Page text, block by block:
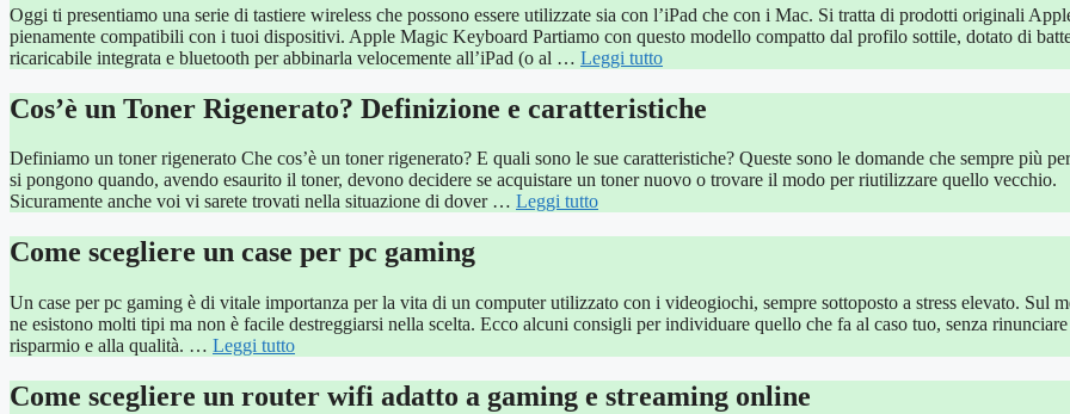
Oggi ti presentiamo una serie di tastiere wireless che possono essere utilizzate sia con l’iPad che con i Mac. Si tratta di prodotti originali
pienamente compatibili con i tuoi dispositivi. Apple Magic Keyboard Partiamo con questo modello compatto dal profilo sottile, dotato di
ricaricabile integrata e bluetooth per abbinarla velocemente all’iPad (o al … Leggi tutto
Cos’è un Toner Rigenerato? Definizione e caratteristiche
Definiamo un toner rigenerato Che cos’è un toner rigenerato? E quali sono le sue caratteristiche? Queste sono le domande che sempre più
si pongono quando, avendo esaurito il toner, devono decidere se acquistare un toner nuovo o trovare il modo per riutilizzare quello vecchio.
Sicuramente anche voi vi sarete trovati nella situazione di dover … Leggi tutto
Come scegliere un case per pc gaming
Un case per pc gaming è di vitale importanza per la vita di un computer utilizzato con i videogiochi, sempre sottoposto a stress elevato. Sul
ne esistono molti tipi ma non è facile destreggiarsi nella scelta. Ecco alcuni consigli per individuare quello che fa al caso tuo, senza rinunciare
risparmio e alla qualità. … Leggi tutto
Come scegliere un router wifi adatto a gaming e streaming online